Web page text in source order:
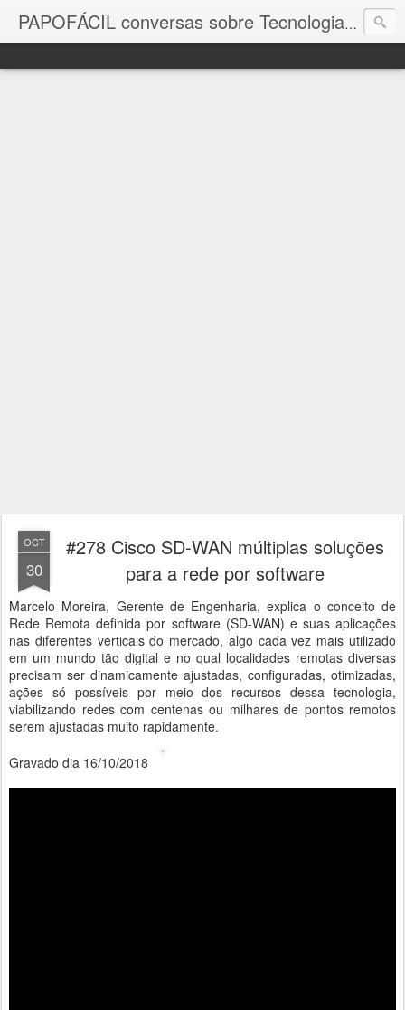
PAPOFÁCIL conversas sobre Tecnologiacom a
OCT
30
#278 Cisco SD-WAN múltiplas soluções
para a rede por software
Marcelo Moreira, Gerente de Engenharia, explica o conceito de
Rede Remota definida por software (SD-WAN) e suas aplicações
nas diferentes verticais do mercado, algo cada vez mais utilizado
em um mundo tão digital e no qual localidades remotas diversas
precisam ser dinamicamente ajustadas, configuradas, otimizadas,
ações só possíveis por meio dos recursos dessa tecnologia,
viabilizando redes com centenas ou milhares de pontos remotos
serem ajustadas muito rapidamente.
Gravado dia 16/10/2018